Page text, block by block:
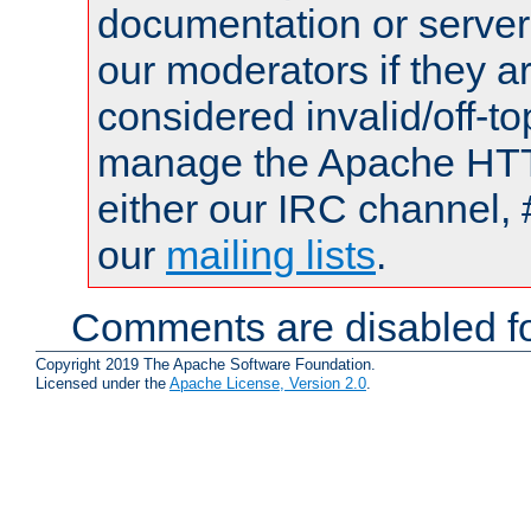
documentation or
our moderators if they
considered invalid/off-
manage the Apache
either our IRC channel,
our mailing lists.
Comments are disabled
Copyright 2019 The Apache Software Foundation.
Licensed under the Apache License, Version 2.0.